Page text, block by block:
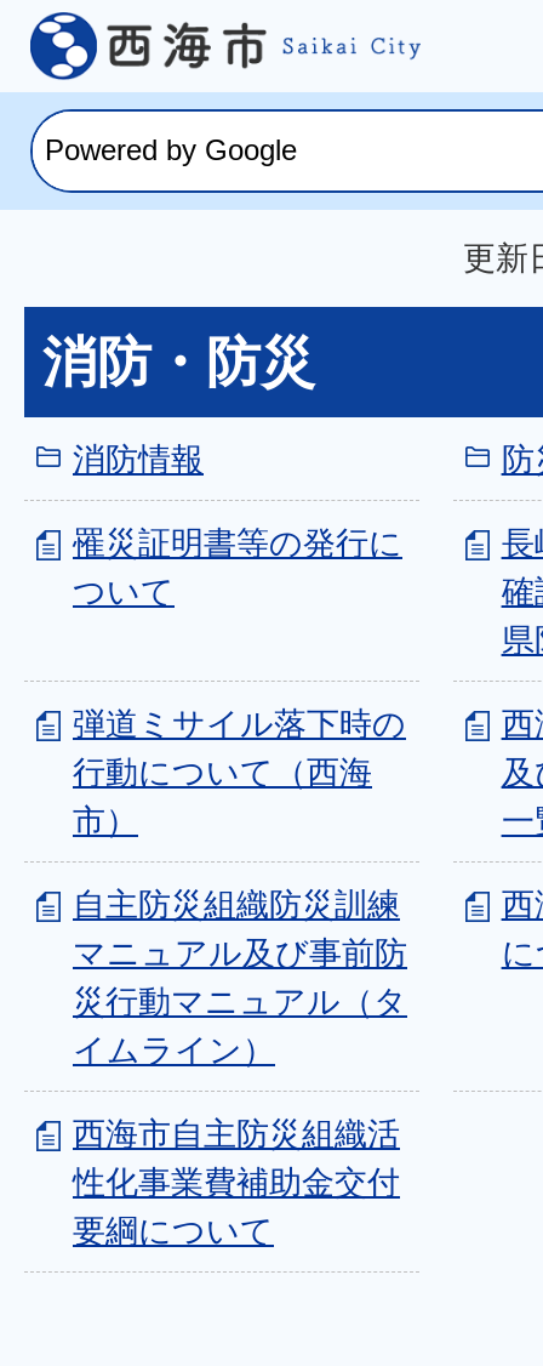
更新
消防・防災
消防情報 防
罹災証明書等の発行に
ついて
長
確
弾道ミサイル落下時の
行動について（西海
市）
西
自主防災組織防災訓練
マニュアル及び事前防
災行動マニュアル（タ
イムライン）
西
西海市自主防災組織活
性化事業費補助金交付
要綱について